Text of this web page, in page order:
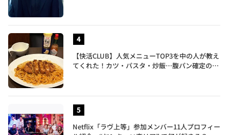
【快活CLUB】人気メニューTOP3を中の人が教え
てくれた！カツ・パスタ・炒飯…腹パン確定のガ
Netflix「ラヴ上等」参加メンバー11人プロフィー